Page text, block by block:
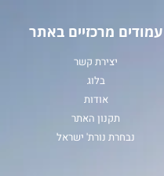
עמודים מרכזיים באתר
יצירת קשר
בלוג
אודות
תקנון האתר
נבחרת נורת' ישראל